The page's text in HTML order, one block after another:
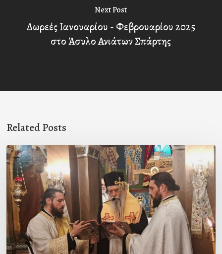
Next Post
Δωρεές Ιανουαρίου - Φεβρουαρίου 2025
στο Άσυλο Ανιάτων Σπάρτης
Related Posts
Ιερά
Παράκληση
στον
Ι.Ν.
Κοιμήσεως
της
Θεοτόκου